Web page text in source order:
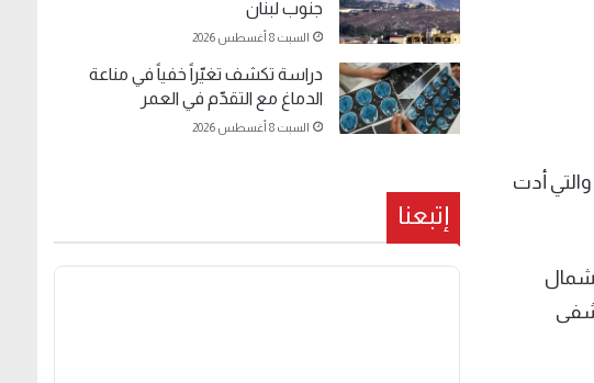
عنهم والتي أدت
جنوب لبنان
السبت 8 أغسطس 2026
دراسة تكشف تغيّراً خفياً في مناعة
الدماغ مع التقدّم في العمر
السبت 8 أغسطس 2026
إتبعنا